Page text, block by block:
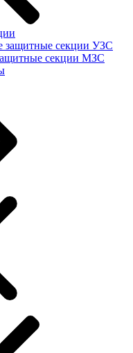
защитные секции УЗС
секции МЗС